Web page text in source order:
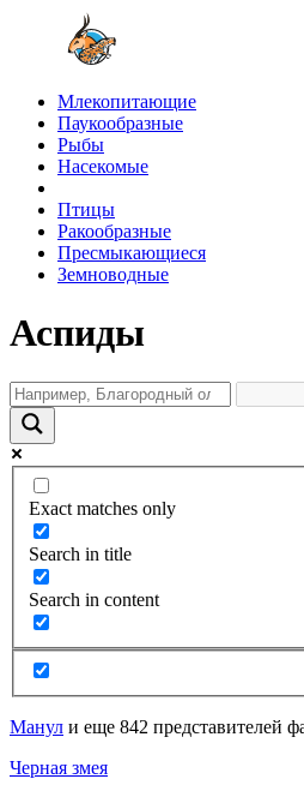
Млекопитающие
Паукообразные
Рыбы
Насекомые
Птицы
Ракообразные
Пресмыкающиеся
Земноводные
Аспиды
Exact matches only
Search in title
Search in content
Манул и еще 842 представителей
Черная змея